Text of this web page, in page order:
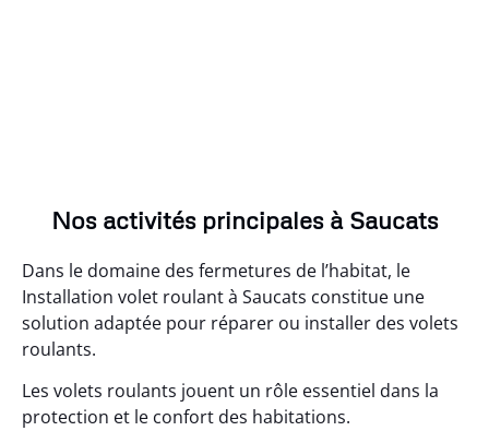
Nos activités principales à Saucats
Dans le domaine des fermetures de l’habitat, le
Installation volet roulant à Saucats constitue une
solution adaptée pour réparer ou installer des volets
roulants.
Les volets roulants jouent un rôle essentiel dans la
protection et le confort des habitations.